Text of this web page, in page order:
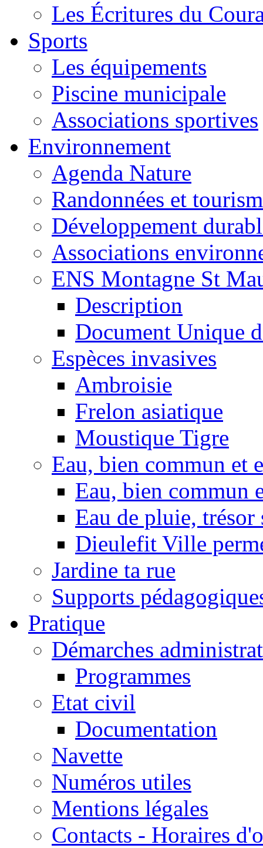
Les Écritures du
Sports
Les équipements
Piscine municipale
Associations sportives
Environnement
Agenda Nature
Randonnées et
Développement
Associations
ENS Montagne St
Description
Document Unique
Espèces invasives
Ambroisie
Frelon asiatique
Moustique Tigre
Eau, bien commun et
Eau, bien commun
Eau de pluie,
Dieulefit Ville
Jardine ta rue
Supports
Pratique
Démarches
Programmes
Etat civil
Documentation
Navette
Numéros utiles
Mentions légales
Contacts - Horaires